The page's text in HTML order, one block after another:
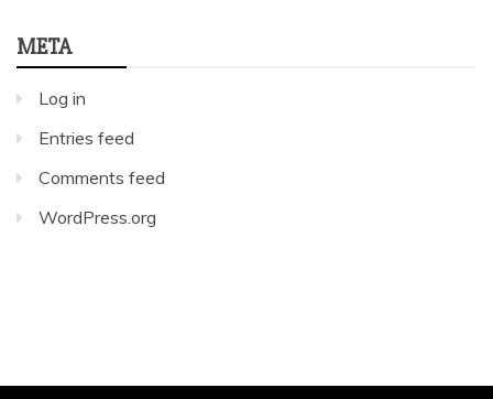
META
Log in
Entries feed
Comments feed
WordPress.org